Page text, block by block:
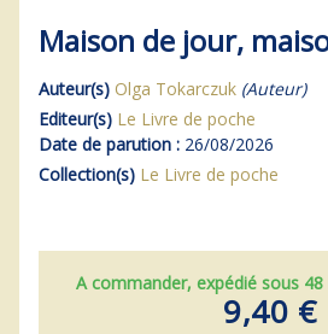
Maison de jour,
Auteur(s) Olga Tokarczuk (Auteur)
Editeur(s) Le Livre de poche
Date de parution : 26/08/2026
Collection(s) Le Livre de poche
A commander, expédié sous
9,40 €